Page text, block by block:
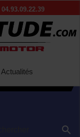
04.93.09.22.39
Actualités
